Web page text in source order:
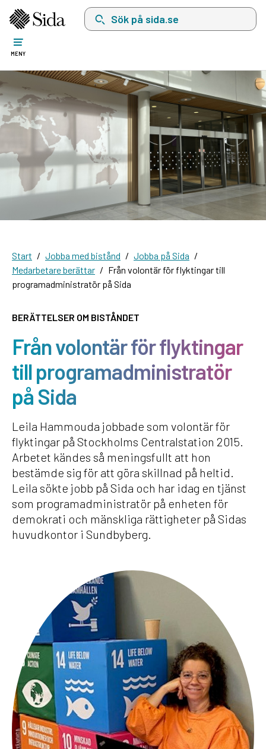
Sök på sida.se, sökförslag kommer att visas
MENY
Start Jobba med bistånd
Jobba på Sida
Medarbetare berättar
Från volontär för flyktingar till
programadministratör på Sida
BERÄTTELSER OM BISTÅNDET
Från volontär för flyktingar
till programadministratör
på Sida
Leila Hammouda jobbade som volontär för
flyktingar på Stockholms Centralstation 2015.
Arbetet kändes så meningsfullt att hon
bestämde sig för att göra skillnad på heltid.
Leila sökte jobb på Sida och har idag en tjänst
som programadministratör på enheten för
demokrati och mänskliga rättigheter på Sidas
huvudkontor i Sundbyberg.